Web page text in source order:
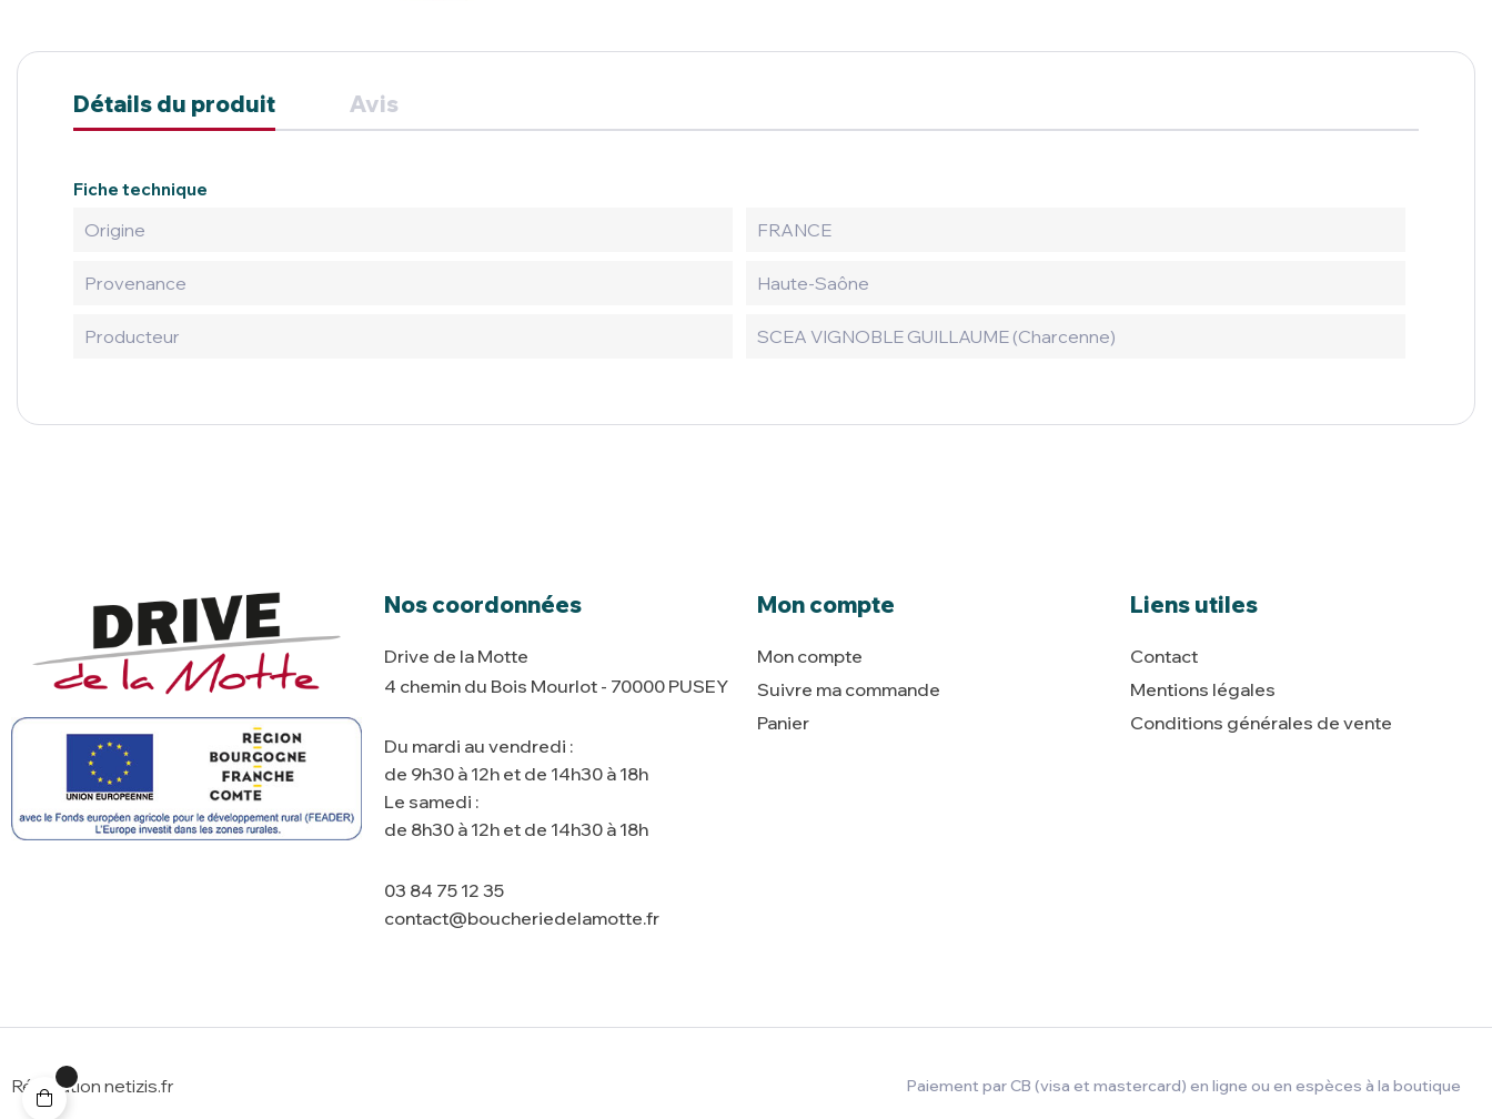
Détails du produit Avis
Fiche technique
Origine FRANCE
Provenance Haute-Saône
Producteur SCEA VIGNOBLE GUILLAUME (Charcenne)
Nos coordonnées
Drive de la Motte
4 chemin du Bois Mourlot - 70000 PUSEY
Du mardi au vendredi :
de 9h30 à 12h et de 14h30 à 18h
Le samedi :
de 8h30 à 12h et de 14h30 à 18h
03 84 75 12 35
contact@boucheriedelamotte.fr
Mon compte
Mon compte
Suivre ma commande
Panier
Liens utiles
Contact
Mentions légales
Conditions générales de vente
Réalisation netizis.fr Paiement par CB (visa et mastercard) en ligne ou en espèces à la boutique